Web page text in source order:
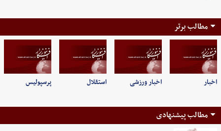
مطالب برتر
اخبار اخبار ورزشی استقلال پرسپولیس
مطالب پیشنهادی